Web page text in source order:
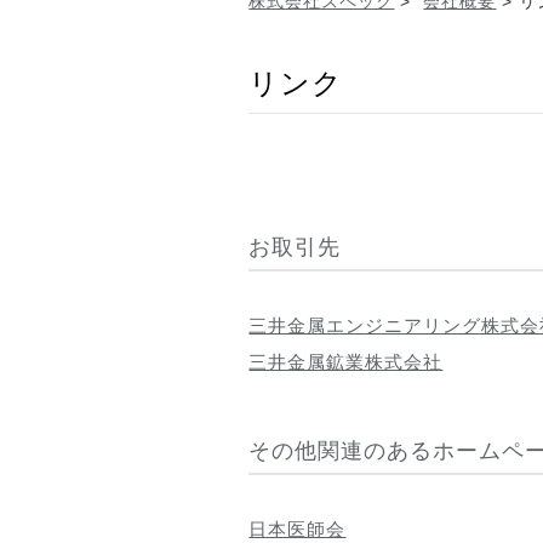
リンク
お取引先
三井金属エンジニアリング株式会
三井金属鉱業株式会社
その他関連のあるホームペ
日本医師会